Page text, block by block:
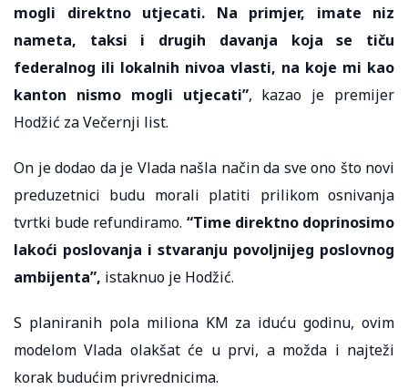
mogli direktno utjecati. Na primjer, imate niz
nameta, taksi i drugih davanja koja se tiču
federalnog ili lokalnih nivoa vlasti, na koje mi kao
kanton nismo mogli utjecati”, kazao je premijer
Hodžić za Večernji list.
On je dodao da je Vlada našla način da sve ono što novi
preduzetnici budu morali platiti prilikom osnivanja
tvrtki bude refundiramo. “Time direktno doprinosimo
lakoći poslovanja i stvaranju povoljnijeg poslovnog
ambijenta”, istaknuo je Hodžić.
S planiranih pola miliona KM za iduću godinu, ovim
modelom Vlada olakšat će u prvi, a možda i najteži
korak budućim privrednicima.